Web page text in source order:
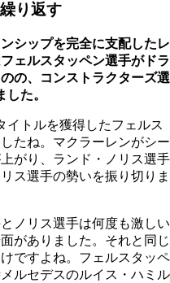
り返す
シップを完全に支配したレ
ェルスタッペン選手がドラ
の、コンストラクターズ選
た。
トルを獲得したフェルス
たね。マクラーレンがシー
がり、ランド・ノリス選手
ス選手の勢いを振り切りま
ノリス選手は何度も激しい
がありました。それと同じ
ですよね。フェルスタッペ
ルセデスのルイス・ハミル